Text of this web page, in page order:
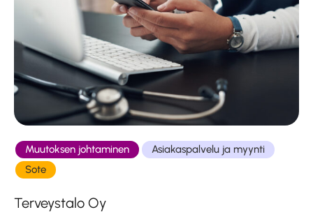
Muutoksen johtaminen
Asiakaspalvelu ja myynti
Sote
Terveystalo Oy